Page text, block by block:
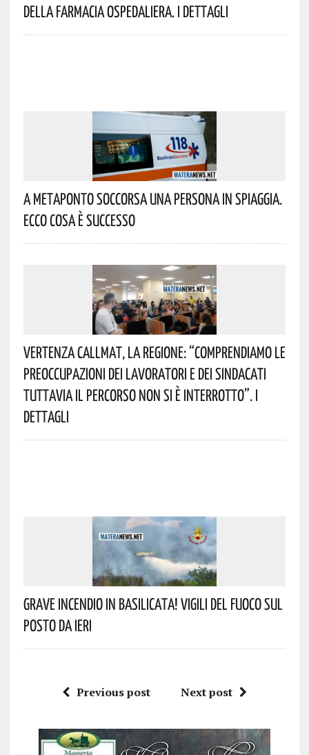
Della Farmacia Ospedaliera. I Dettagli
A Metaponto Soccorsa Una Persona In Spiaggia.
Ecco Cosa È Successo
Vertenza CallMat, La Regione: “comprendiamo Le
Preoccupazioni Dei Lavoratori E Dei Sindacati
Tuttavia Il Percorso Non Si È Interrotto”. I
Dettagli
Grave Incendio In Basilicata! Vigili Del Fuoco Sul
Posto Da Ieri
Previous post Next post